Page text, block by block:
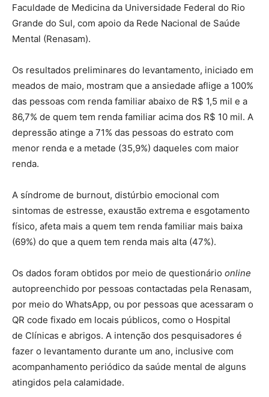
Faculdade de Medicina da Universidade Federal do Rio
Grande do Sul, com apoio da Rede Nacional de Saúde
Mental (Renasam).
Os resultados preliminares do levantamento, iniciado em
meados de maio, mostram que a ansiedade aflige a 100%
das pessoas com renda familiar abaixo de R$ 1,5 mil e a
86,7% de quem tem renda familiar acima dos R$ 10 mil. A
depressão atinge a 71% das pessoas do estrato com
menor renda e a metade (35,9%) daqueles com maior
renda.
A síndrome de burnout, distúrbio emocional com
sintomas de estresse, exaustão extrema e esgotamento
físico, afeta mais a quem tem renda familiar mais baixa
(69%) do que a quem tem renda mais alta (47%).
Os dados foram obtidos por meio de questionário online
autopreenchido por pessoas contactadas pela Renasam,
por meio do WhatsApp, ou por pessoas que acessaram o
QR code fixado em locais públicos, como o Hospital
de Clínicas e abrigos. A intenção dos pesquisadores é
fazer o levantamento durante um ano, inclusive com
acompanhamento periódico da saúde mental de alguns
atingidos pela calamidade.